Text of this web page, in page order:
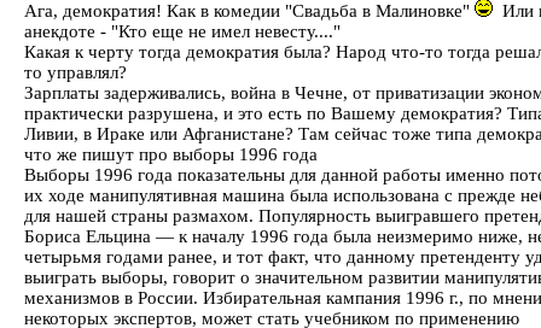
Ага, демократия! Как в комедии "Свадьба в Малиновке"
Или
анекдоте - "Кто еще не имел невесту...."
Какая к черту тогда демократия была? Народ что-то тогда
то управлял?
Зарплаты задерживались, война в Чечне, от приватизации
практически разрушена, и это есть по Вашему демократия?
Ливии, в Ираке или Афганистане? Там сейчас тоже типа
что же пишут про выборы 1996 года
Выборы 1996 года показательны для данной работы именно
их ходе манипулятивная машина была использована с прежде
для нашей страны размахом. Популярность выигравшего
Бориса Ельцина — к началу 1996 года была неизмеримо ниже,
четырьмя годами ранее, и тот факт, что данному претенденту
выиграть выборы, говорит о значительном развитии
механизмов в России. Избирательная кампания 1996 г., по
некоторых экспертов, может стать учебником по применению